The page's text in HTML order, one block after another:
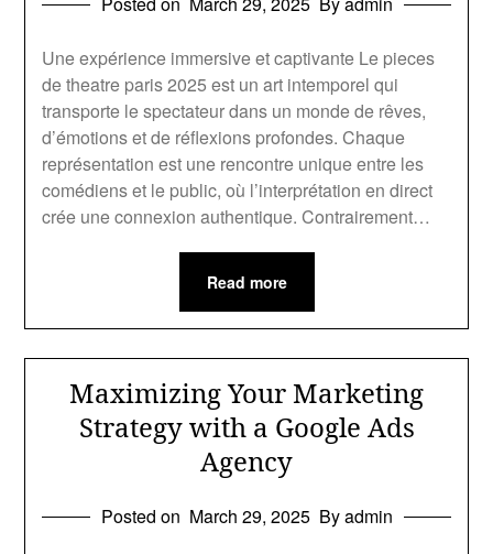
Une expérience immersive et captivante Le pieces
de theatre paris 2025 est un art intemporel qui
transporte le spectateur dans un monde de rêves,
d’émotions et de réflexions profondes. Chaque
représentation est une rencontre unique entre les
comédiens et le public, où l’interprétation en direct
crée une connexion authentique. Contrairement…
Read more
Maximizing Your Marketing
Strategy with a Google Ads
Agency
Posted on March 29, 2025 By admin